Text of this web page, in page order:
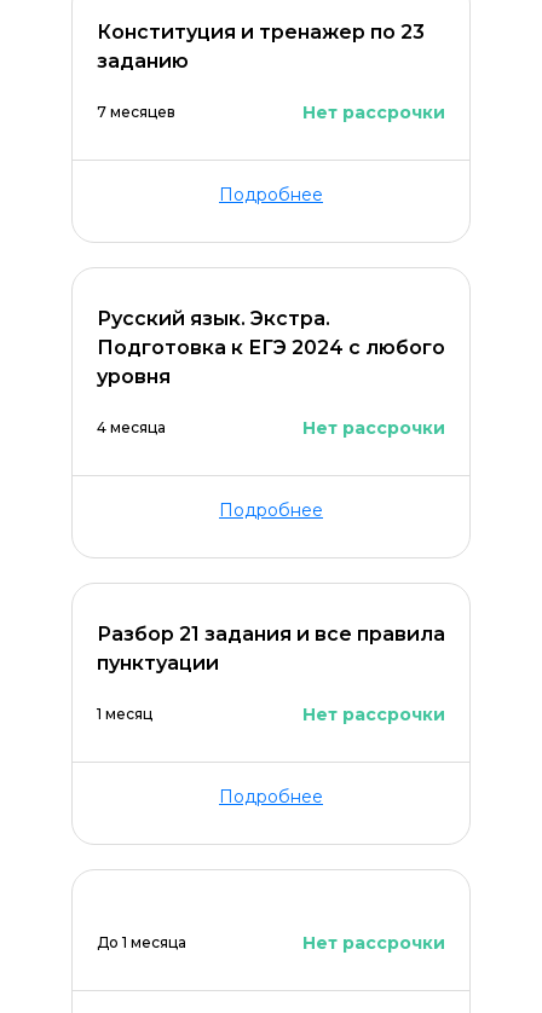
Конституция и тренажер по 23
заданию
7 месяцев Нет рассрочки
Подробнее
Русский язык. Экстра.
Подготовка к ЕГЭ 2024 с любого
уровня
4 месяца Нет рассрочки
Подробнее
Разбор 21 задания и все правила
пунктуации
1 месяц Нет рассрочки
Подробнее
До 1 месяца Нет рассрочки
Оставить комментарий
ОСТАВИТЬ КОММЕНТАРИЙ